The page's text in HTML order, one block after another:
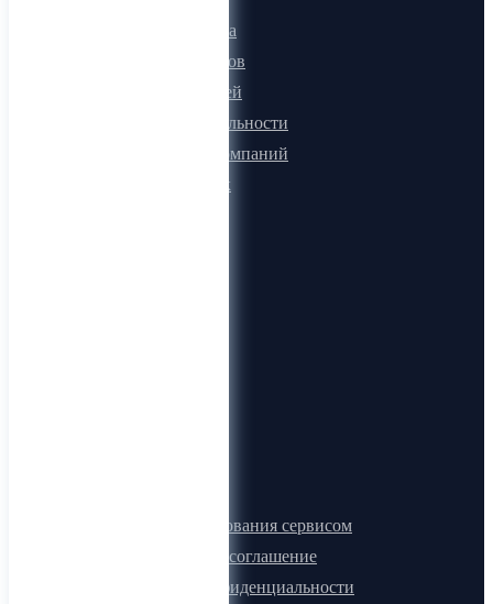
Онлайн визитка
Для поставщиков
Для покупателей
Программа лояльности
Микроблоги компаний
Быстрый поиск
Правила пользования сервисом
Лицензионное соглашение
Политика конфиденциальности